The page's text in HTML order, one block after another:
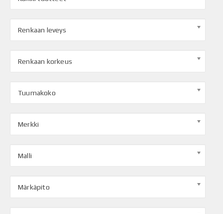
Renkaan leveys
Renkaan korkeus
Tuumakoko
Merkki
Malli
Märkäpito